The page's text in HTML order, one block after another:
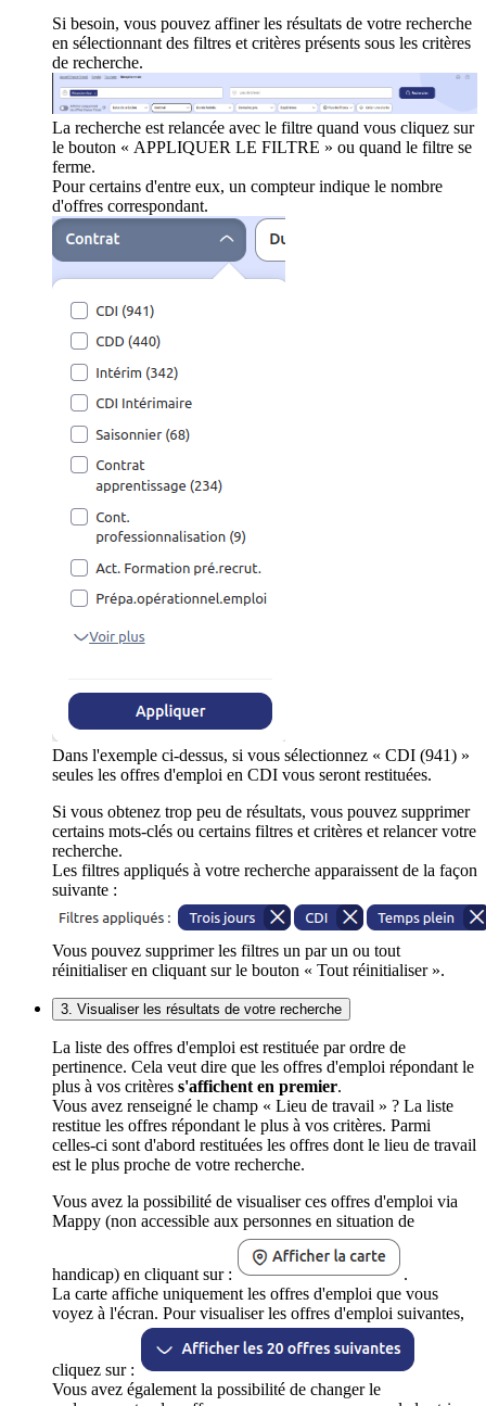
Si besoin, vous pouvez affiner les résultats de votre recherche
en sélectionnant des filtres et critères présents sous les critères
de recherche.
La recherche est relancée avec le filtre quand vous cliquez sur
le bouton « APPLIQUER LE FILTRE » ou quand le filtre se
ferme.
Pour certains d'entre eux, un compteur indique le nombre
d'offres correspondant.
Dans l'exemple ci-dessus, si vous sélectionnez « CDI (941) »
seules les offres d'emploi en CDI vous seront restituées.
Si vous obtenez trop peu de résultats, vous pouvez supprimer
certains mots-clés ou certains filtres et critères et relancer votre
recherche.
Les filtres appliqués à votre recherche apparaissent de la façon
suivante :
Vous pouvez supprimer les filtres un par un ou tout
réinitialiser en cliquant sur le bouton « Tout réinitialiser ».
3. Visualiser les résultats de votre recherche
La liste des offres d'emploi est restituée par ordre de
pertinence. Cela veut dire que les offres d'emploi répondant le
plus à vos critères s'affichent en premier.
Vous avez renseigné le champ « Lieu de travail » ? La liste
restitue les offres répondant le plus à vos critères. Parmi
celles-ci sont d'abord restituées les offres dont le lieu de travail
est le plus proche de votre recherche.
Vous avez la possibilité de visualiser ces offres d'emploi via
Mappy (non accessible aux personnes en situation de
handicap) en cliquant sur :
.
La carte affiche uniquement les offres d'emploi que vous
voyez à l'écran. Pour visualiser les offres d'emploi suivantes,
cliquez sur :
Vous avez également la possibilité de changer le